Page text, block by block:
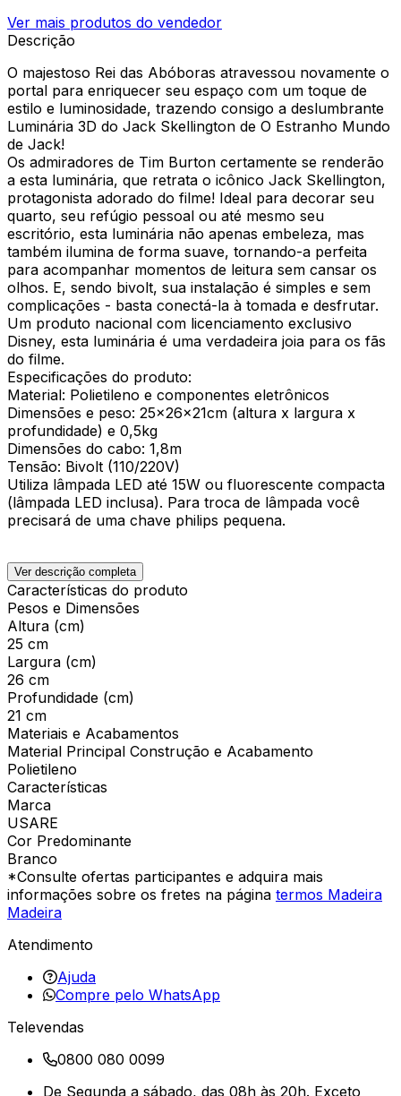
Ver mais produtos do vendedor
Descrição
O majestoso Rei das Abóboras atravessou novamente o
portal para enriquecer seu espaço com um toque de
estilo e luminosidade, trazendo consigo a deslumbrante
Luminária 3D do Jack Skellington de O Estranho Mundo
de Jack!
Os admiradores de Tim Burton certamente se renderão
a esta luminária, que retrata o icônico Jack Skellington,
protagonista adorado do filme! Ideal para decorar seu
quarto, seu refúgio pessoal ou até mesmo seu
escritório, esta luminária não apenas embeleza, mas
também ilumina de forma suave, tornando-a perfeita
para acompanhar momentos de leitura sem cansar os
olhos. E, sendo bivolt, sua instalação é simples e sem
complicações - basta conectá-la à tomada e desfrutar.
Um produto nacional com licenciamento exclusivo
Disney, esta luminária é uma verdadeira joia para os fãs
do filme.
Especificações do produto:
Material: Polietileno e componentes eletrônicos
Dimensões e peso: 25x26x21cm (altura x largura x
profundidade) e 0,5kg
Dimensões do cabo: 1,8m
Tensão: Bivolt (110/220V)
Utiliza lâmpada LED até 15W ou fluorescente compacta
(lâmpada LED inclusa). Para troca de lâmpada você
precisará de uma chave philips pequena.
Ver descrição completa
Características do produto
Pesos e Dimensões
Altura (cm)
25 cm
Largura (cm)
26 cm
Profundidade (cm)
21 cm
Materiais e Acabamentos
Material Principal Construção e Acabamento
Polietileno
Características
Marca
USARE
Cor Predominante
Branco
*Consulte ofertas participantes e adquira mais
informações sobre os fretes na página termos Madeira
Madeira
Atendimento
Ajuda
Compre pelo WhatsApp
Televendas
0800 080 0099
De Segunda a sábado, das 08h às 20h. Exceto